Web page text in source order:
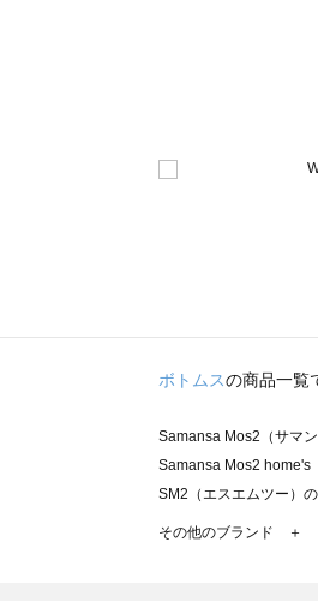
ボトムスの商品一覧
Samansa Mos2（サマ
Samansa Mos2 home's
SM2（エスエムツー）
TSUHARU by
その他のブランド ＋